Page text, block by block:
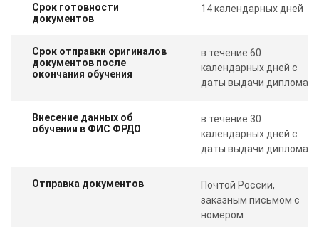
Срок готовности
документов
14 календарных дней
Срок отправки оригиналов
документов после
окончания обучения
в течение 60
календарных дней с
даты выдачи диплома
Внесение данных об
обучении в ФИС ФРДО
в течение 30
календарных дней с
даты выдачи диплома
Отправка документов
Почтой России,
заказным письмом с
номером